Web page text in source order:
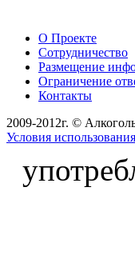
О Проекте
Сотрудничество
Размещение
Ограничение
Контакты
2009-2012г. ©
Условия использования